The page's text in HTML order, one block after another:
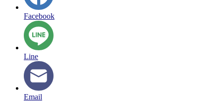
Facebook
Line
Email